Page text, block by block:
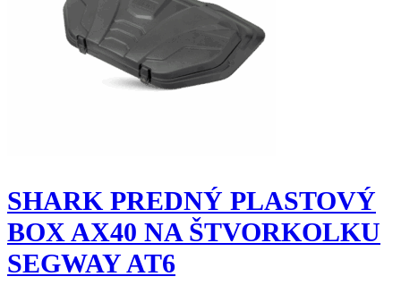
SHARK PREDNÝ PLASTOVÝ
BOX AX40 NA ŠTVORKOLKU
SEGWAY AT6